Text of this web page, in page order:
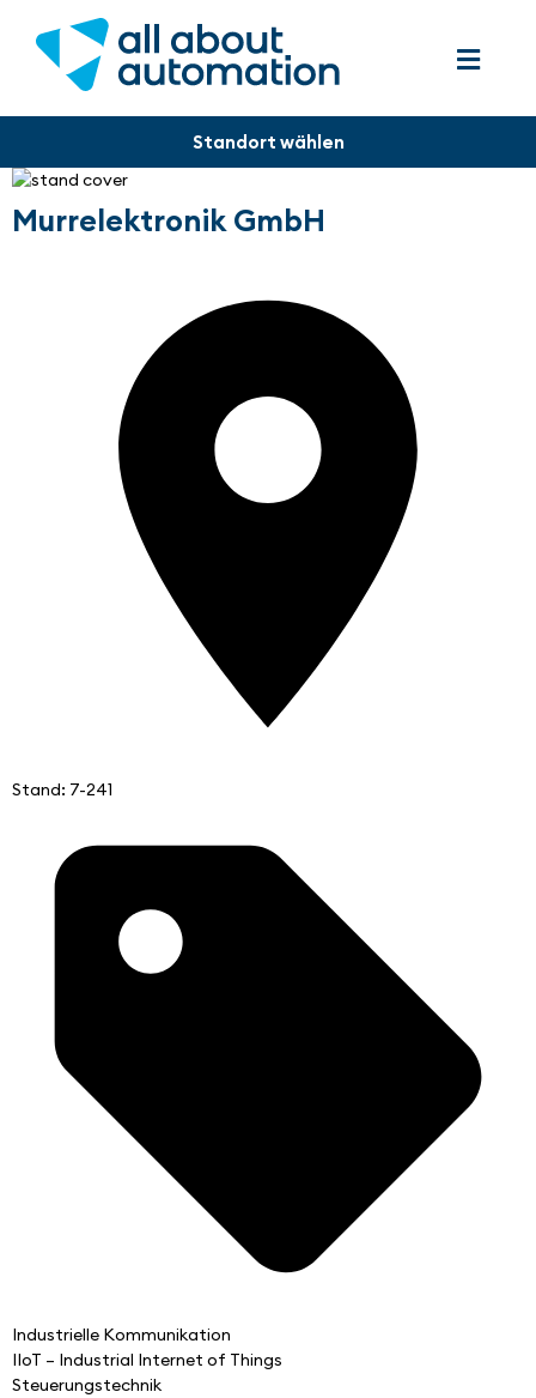
Murrelektronik GmbH
Stand: 7-241
Industrielle Kommunikation
IIoT – Industrial Internet of Things
Steuerungstechnik